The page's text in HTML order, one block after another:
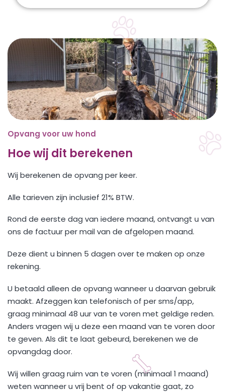
Opvang voor uw hond
Hoe wij dit berekenen
Wij berekenen de opvang per keer.
Alle tarieven zijn inclusief 21% BTW.
Rond de eerste dag van iedere maand, ontvangt u van
ons de factuur per mail van de afgelopen maand.
Deze dient u binnen 5 dagen over te maken op onze
rekening.
U betaald alleen de opvang wanneer u daarvan gebruik
maakt. Afzeggen kan telefonisch of per sms/app,
graag minimaal 48 uur van te voren met geldige reden.
Anders vragen wij u deze een maand van te voren door
te geven. Als dit te laat gebeurd, berekenen we de
opvangdag door.
Wij willen graag ruim van te voren (minimaal 1 maand)
weten wanneer u vrij bent of op vakantie gaat, zo